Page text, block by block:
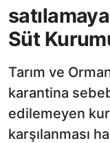
Süt
Tarım ve
karantina
edilemeyen
karşılanması